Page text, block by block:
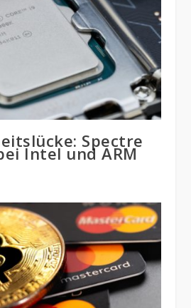
Spectre
Intel und ARM